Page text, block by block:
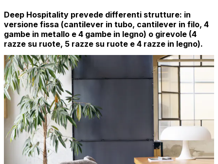
Deep Hospitality prevede differenti strutture: in
versione fissa (cantilever in tubo, cantilever in filo, 4
gambe in metallo e 4 gambe in legno) o girevole (4
razze su ruote, 5 razze su ruote e 4 razze in legno).